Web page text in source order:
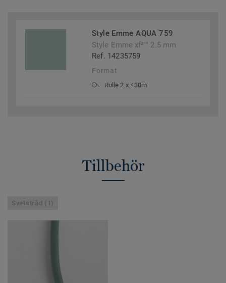
Style Emme AQUA 759
Style Emme xf²™ 2.5 mm
Ref. 14235759
Format
Rulle 2 x ≤30m
Tillbehör
Svetstråd (1)